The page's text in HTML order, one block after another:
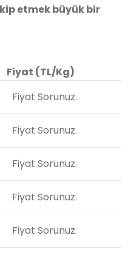
etmek büyük bir
Fiyat (TL/Kg)
Fiyat Sorunuz.
Fiyat Sorunuz.
Fiyat Sorunuz.
Fiyat Sorunuz.
Fiyat Sorunuz.